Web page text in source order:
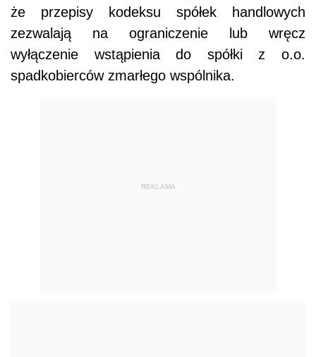
że przepisy kodeksu spółek handlowych
zezwalają na ograniczenie lub wręcz
wyłączenie wstąpienia do spółki z o.o.
spadkobierców zmarłego wspólnika.
REKLAMA